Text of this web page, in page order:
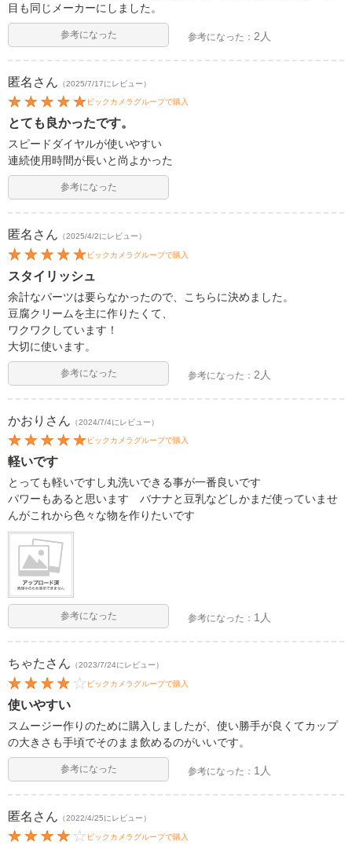
目も同じメーカーにしました。
参考になった 参考になった： 2人
匿名 さん （2025/7/17にレビュー）
ビックカメラグループで購入
とても良かったです。
スピードダイヤルが使いやすい
連続使用時間が長いと尚よかった
参考になった
匿名 さん （2025/4/2にレビュー）
ビックカメラグループで購入
スタイリッシュ
余計なパーツは要らなかったので、こちらに決めました。
豆腐クリームを主に作りたくて、
ワクワクしています！
大切に使います。
参考になった 参考になった： 2人
かおり さん （2024/7/4にレビュー）
ビックカメラグループで購入
軽いです
とっても軽いですし丸洗いできる事が一番良いです
パワーもあると思います バナナと豆乳などしかまだ使っていませ
んがこれから色々な物を作りたいです
参考になった 参考になった： 1人
ちゃた さん （2023/7/24にレビュー）
ビックカメラグループで購入
使いやすい
スムージー作りのために購入しましたが、使い勝手が良くてカップ
の大きさも手頃でそのまま飲めるのがいいです。
参考になった 参考になった： 1人
匿名 さん （2022/4/25にレビュー）
ビックカメラグループで購入